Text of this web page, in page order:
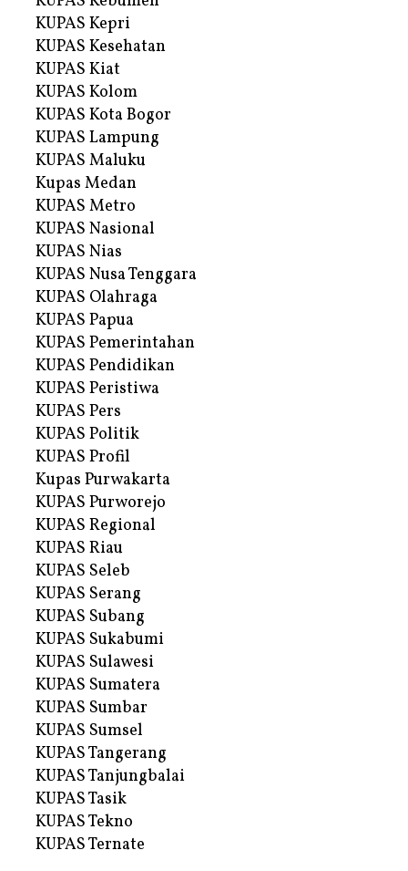
KUPAS Kepri
KUPAS Kesehatan
KUPAS Kiat
KUPAS Kolom
KUPAS Kota Bogor
KUPAS Lampung
KUPAS Maluku
Kupas Medan
KUPAS Metro
KUPAS Nasional
KUPAS Nias
KUPAS Nusa Tenggara
KUPAS Olahraga
KUPAS Papua
KUPAS Pemerintahan
KUPAS Pendidikan
KUPAS Peristiwa
KUPAS Pers
KUPAS Politik
KUPAS Profil
Kupas Purwakarta
KUPAS Purworejo
KUPAS Regional
KUPAS Riau
KUPAS Seleb
KUPAS Serang
KUPAS Subang
KUPAS Sukabumi
KUPAS Sulawesi
KUPAS Sumatera
KUPAS Sumbar
KUPAS Sumsel
KUPAS Tangerang
KUPAS Tanjungbalai
KUPAS Tasik
KUPAS Tekno
KUPAS Ternate